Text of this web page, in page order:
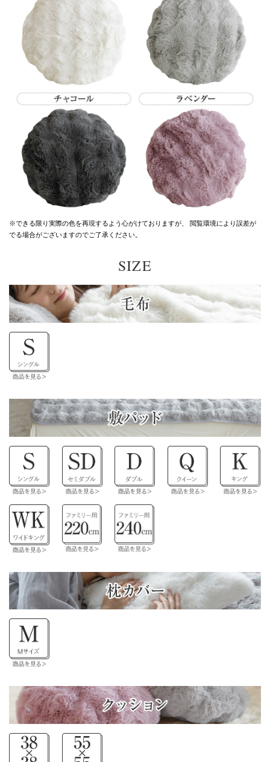
※できる限り実際の色を再現するよう心がけておりますが、
閲覧環境により誤差が
でる場合がございますのでご了承ください。
SIZE